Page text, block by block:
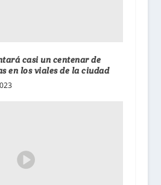
casi un centenar de
en los viales de la ciudad